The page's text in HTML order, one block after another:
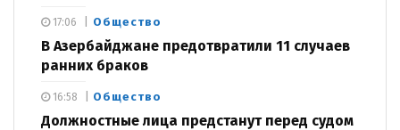
Общество
В Азербайджане предотвратили 11 случаев
ранних браков
17:06
Общество
Должностные лица предстанут перед судом
16:58